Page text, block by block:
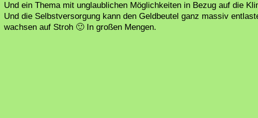
Und ein Thema mit unglaublichen Möglichkeiten in Bezug auf die
Und die Selbstversorgung kann den Geldbeutel ganz massiv
wachsen auf Stroh 🙂 In großen Mengen.